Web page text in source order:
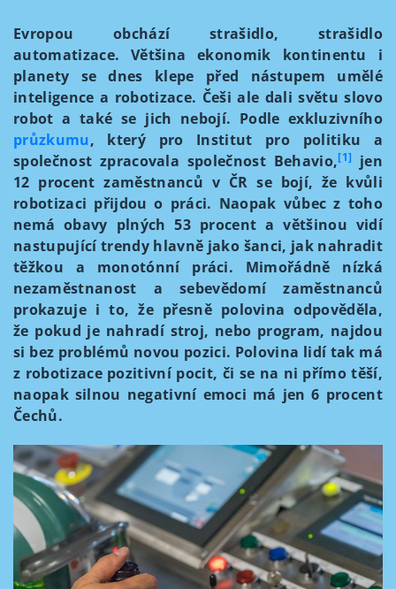
Evropou obchází strašidlo, strašidlo
automatizace. Většina ekonomik kontinentu i
planety se dnes klepe před nástupem umělé
inteligence a robotizace. Češi ale dali světu slovo
robot a také se jich nebojí. Podle exkluzivního
průzkumu, který pro Institut pro politiku a
společnost zpracovala společnost Behavio,[1]
jen
12 procent zaměstnanců v ČR se bojí, že kvůli
robotizaci přijdou o práci. Naopak vůbec z toho
nemá obavy plných 53 procent a většinou vidí
nastupující trendy hlavně jako šanci, jak nahradit
těžkou a monotónní práci. Mimořádně nízká
nezaměstnanost a sebevědomí zaměstnanců
prokazuje i to, že přesně polovina odpověděla,
že pokud je nahradí stroj, nebo program, najdou
si bez problémů novou pozici. Polovina lidí tak má
z robotizace pozitivní pocit, či se na ni přímo těší,
naopak silnou negativní emoci má jen 6 procent
Čechů.